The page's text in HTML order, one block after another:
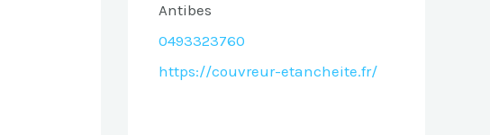
Antibes
0493323760
https://couvreur-etancheite.fr/